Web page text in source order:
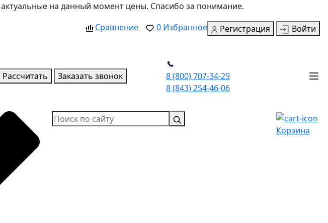
на данный момент цены. Спасибо за понимание.
Сравнение
0 Избранное Регистрация Войти
Рассчитать Заказать звонок
8 (800) 707-34-29
8 (843) 254-46-06
Корзина